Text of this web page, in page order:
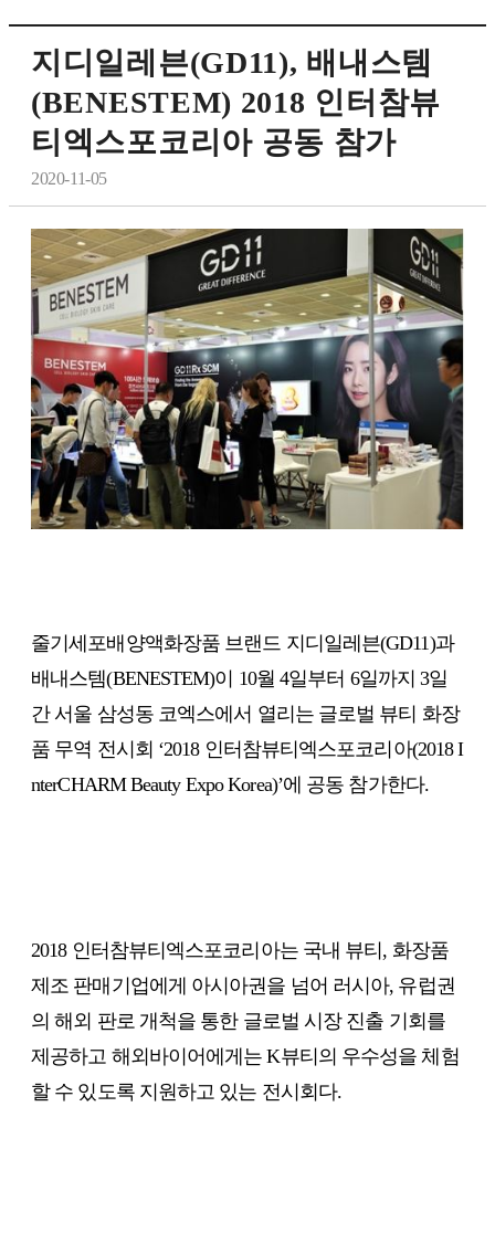
지디일레븐(GD11), 배내스템
(BENESTEM) 2018 인터참뷰
티엑스포코리아 공동 참가
2020-11-05
줄기세포배양액화장품 브랜드 지디일레븐(GD11)과
배내스템(BENESTEM)이 10월 4일부터 6일까지 3일
간 서울 삼성동 코엑스에서 열리는 글로벌 뷰티 화장
품 무역 전시회 ‘2018 인터참뷰티엑스포코리아(2018 I
nterCHARM Beauty Expo Korea)’에 공동 참가한다.
2018 인터참뷰티엑스포코리아는 국내 뷰티, 화장품
제조 판매기업에게 아시아권을 넘어 러시아, 유럽권
의 해외 판로 개척을 통한 글로벌 시장 진출 기회를
제공하고 해외바이어에게는 K뷰티의 우수성을 체험
할 수 있도록 지원하고 있는 전시회다.